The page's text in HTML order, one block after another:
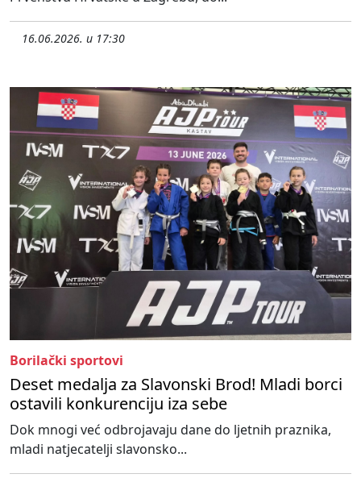
16.06.2026. u 17:30
Borilački sportovi
Deset medalja za Slavonski Brod! Mladi borci
ostavili konkurenciju iza sebe
Dok mnogi već odbrojavaju dane do ljetnih praznika,
mladi natjecatelji slavonsko...